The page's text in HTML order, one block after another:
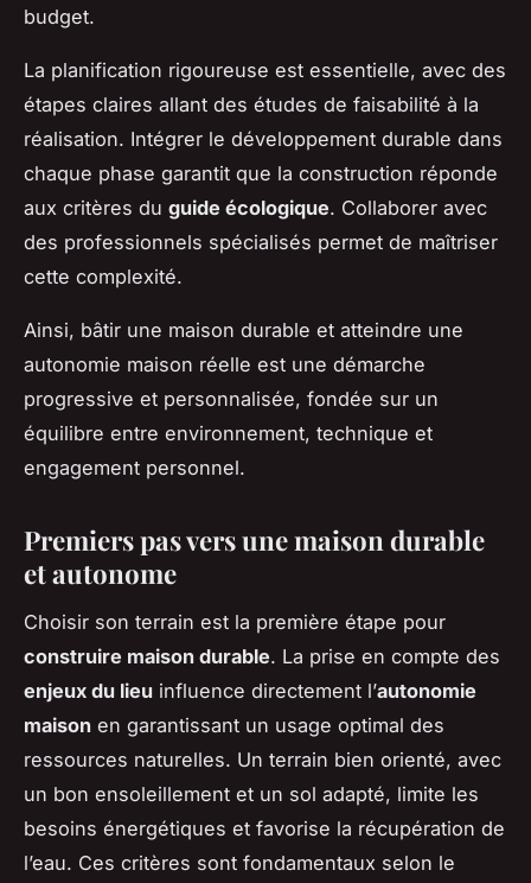
budget.
La planification rigoureuse est essentielle, avec des
étapes claires allant des études de faisabilité à la
réalisation. Intégrer le développement durable dans
chaque phase garantit que la construction réponde
aux critères du guide écologique. Collaborer avec
des professionnels spécialisés permet de maîtriser
cette complexité.
Ainsi, bâtir une maison durable et atteindre une
autonomie maison réelle est une démarche
progressive et personnalisée, fondée sur un
équilibre entre environnement, technique et
engagement personnel.
Premiers pas vers une maison durable
et autonome
Choisir son terrain est la première étape pour
construire maison durable. La prise en compte des
enjeux du lieu influence directement l’autonomie
maison en garantissant un usage optimal des
ressources naturelles. Un terrain bien orienté, avec
un bon ensoleillement et un sol adapté, limite les
besoins énergétiques et favorise la récupération de
l’eau. Ces critères sont fondamentaux selon le